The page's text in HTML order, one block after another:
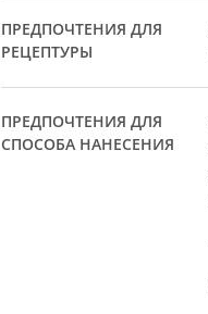
ПРЕДПОЧТЕНИЯ ДЛЯ
РЕЦЕПТУРЫ
ПРЕДПОЧТЕНИЯ ДЛЯ
СПОСОБА НАНЕСЕНИЯ